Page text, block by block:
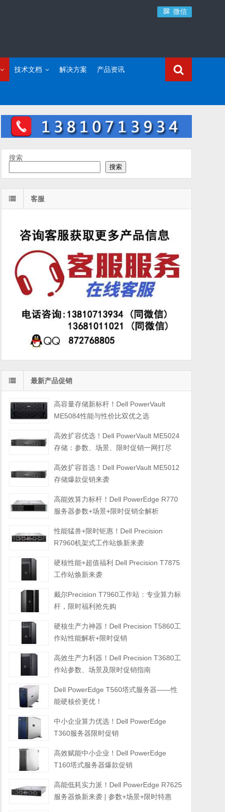
微信
技术文档 解决方案 产品资讯
搜索
搜索
客服
最新产品促销
高容量存储新标杆！Dell PowerVault
ME5084性能与性价比双优之选
高效扩容优选！Dell PowerVault ME5024
存储：参数、场景、限时促销一网打尽
高效扩容首选！Dell PowerVault ME5012
存储爆款促销来袭
高能效算力标杆！Dell PowerEdge R770
服务器参数+场景+限时促销全解析
性能猛兽+限时钜惠！Dell Precision
R7960机架式工作站焕新来袭
硬核性能+超值福利 Dell Precision T7875
工作站焕新来袭
戴尔Precision T7960工作站：专业算力标
杆，限时福利抢先购
硬核生产力神器！Dell Precision T5860工
作站性能解析+限时促销
高效生产力利器！Dell Precision T3680工
作站参数、场景及限时促销指南
Dell PowerEdge T560塔式服务器——性
能硬核价更优！
中小企业算力优选！Dell PowerEdge
T360服务器限时促销
高效赋能中小企业！Dell PowerEdge
T160塔式服务器爆款促销
高能低耗实力派！Dell PowerEdge R7625
服务器焕新来袭 | 参数+场景+限时特惠